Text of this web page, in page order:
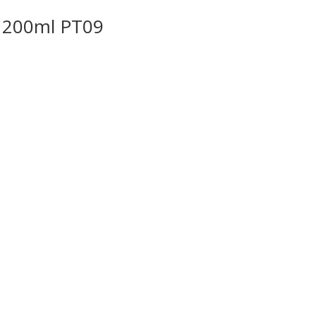
PT09